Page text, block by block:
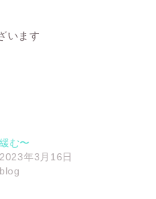
います
緩む〜
2023年3月16日
blog